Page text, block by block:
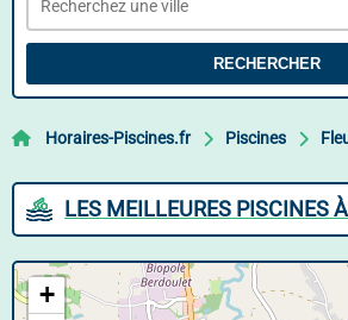
RECHERCHER
Horaires-Piscines.fr Piscines
LES MEILLEURES PISCINES
+